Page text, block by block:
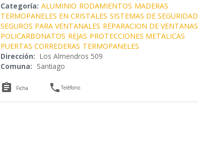
Categoría: ALUMINIO RODAMIENTOS MADERAS
TERMOPANELES EN CRISTALES SISTEMAS DE SEGURIDAD
SEGUROS PARA VENTANALES REPARACION DE VENTANAS
POLICARBONATOS REJAS PROTECCIONES METALICAS
PUERTAS CORREDERAS TERMOPANELES
Dirección: Los Almendros 509
Comuna: Santiago
 Ficha Teléfono